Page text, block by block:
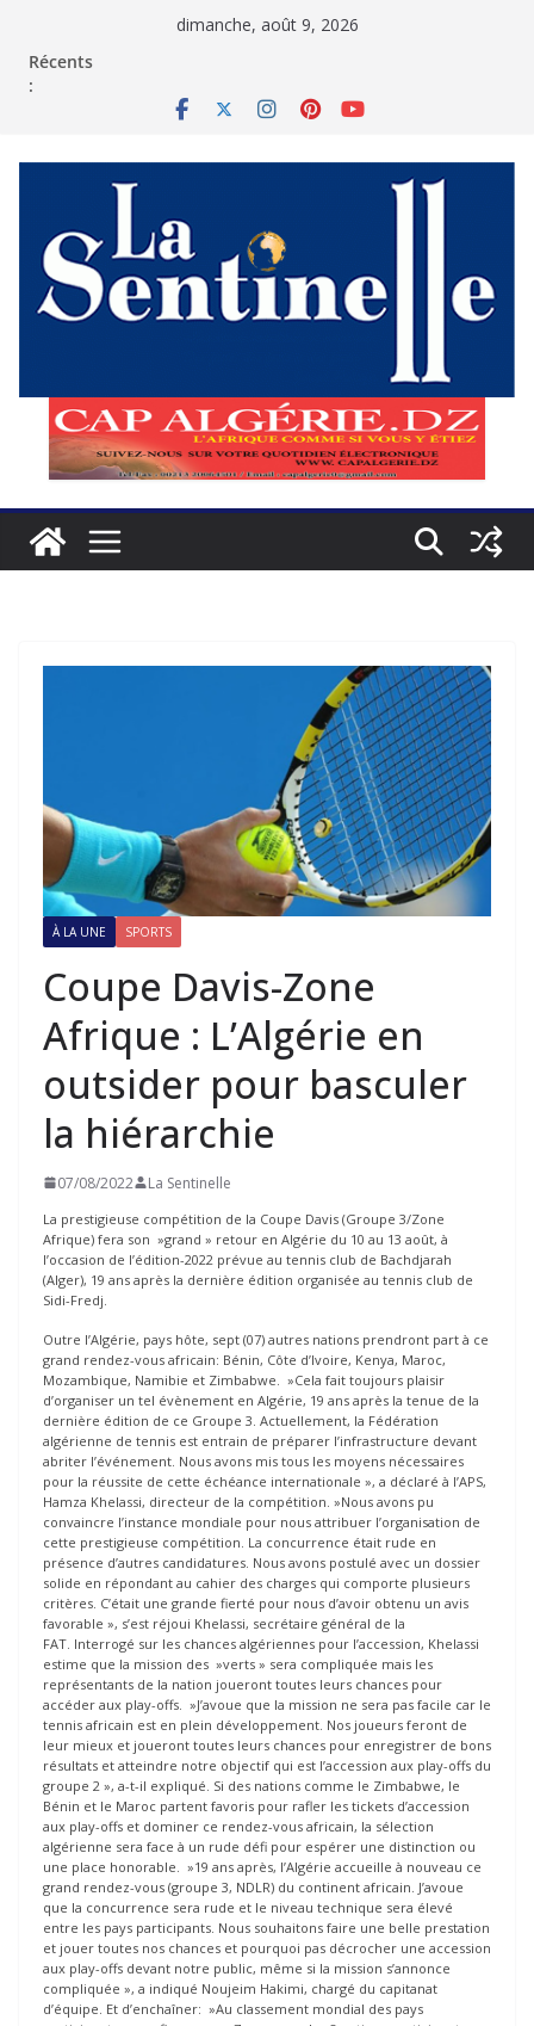
dimanche, août 9, 2026
Récents
:
À LA UNE SPORTS
Coupe Davis-Zone
Afrique : L’Algérie en
outsider pour basculer
la hiérarchie
07/08/2022 La Sentinelle
La prestigieuse compétition de la Coupe Davis (Groupe 3/Zone
Afrique) fera son »grand » retour en Algérie du 10 au 13 août, à
l’occasion de l’édition-2022 prévue au tennis club de Bachdjarah
(Alger), 19 ans après la dernière édition organisée au tennis club de
Sidi-Fredj.
Outre l’Algérie, pays hôte, sept (07) autres nations prendront part à ce
grand rendez-vous africain: Bénin, Côte d’Ivoire, Kenya, Maroc,
Mozambique, Namibie et Zimbabwe. »Cela fait toujours plaisir
d’organiser un tel évènement en Algérie, 19 ans après la tenue de la
dernière édition de ce Groupe 3. Actuellement, la Fédération
algérienne de tennis est entrain de préparer l’infrastructure devant
abriter l’événement. Nous avons mis tous les moyens nécessaires
pour la réussite de cette échéance internationale », a déclaré à l’APS,
Hamza Khelassi, directeur de la compétition. »Nous avons pu
convaincre l’instance mondiale pour nous attribuer l’organisation de
cette prestigieuse compétition. La concurrence était rude en
présence d’autres candidatures. Nous avons postulé avec un dossier
solide en répondant au cahier des charges qui comporte plusieurs
critères. C’était une grande fierté pour nous d’avoir obtenu un avis
favorable », s’est réjoui Khelassi, secrétaire général de la
FAT. Interrogé sur les chances algériennes pour l’accession, Khelassi
estime que la mission des »verts » sera compliquée mais les
représentants de la nation joueront toutes leurs chances pour
accéder aux play-offs. »J’avoue que la mission ne sera pas facile car le
tennis africain est en plein développement. Nos joueurs feront de
leur mieux et joueront toutes leurs chances pour enregistrer de bons
résultats et atteindre notre objectif qui est l’accession aux play-offs du
groupe 2 », a-t-il expliqué. Si des nations comme le Zimbabwe, le
Bénin et le Maroc partent favoris pour rafler les tickets d’accession
aux play-offs et dominer ce rendez-vous africain, la sélection
algérienne sera face à un rude défi pour espérer une distinction ou
une place honorable. »19 ans après, l’Algérie accueille à nouveau ce
grand rendez-vous (groupe 3, NDLR) du continent africain. J’avoue
que la concurrence sera rude et le niveau technique sera élevé
entre les pays participants. Nous souhaitons faire une belle prestation
et jouer toutes nos chances et pourquoi pas décrocher une accession
aux play-offs devant notre public, même si la mission s’annonce
compliquée », a indiqué Noujeim Hakimi, chargé du capitanat
d’équipe. Et d’enchaîner: »Au classement mondial des pays